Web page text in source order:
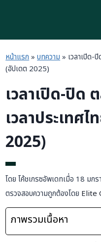
หน้าแรก»บทความ» เวลาเปิด-
(อัปเดต 2025)
เวลาเปิด-ปิด
เวลาประเทศ
2025)
โดย โค้ชเกรซอัพเดทเมื่อ 18 มก
ตรวจสอบความถูกต้องโดย Elite
ภาพรวมเนื้อหา